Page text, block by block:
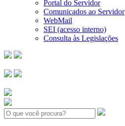
Portal do Servidor
Comunicados ao Servidor
WebMail
SEI (acesso interno)
Consulta às Legislações
Search: